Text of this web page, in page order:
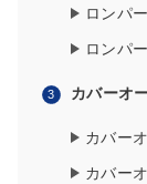
ロンパ
ロンパ
カバーオ
カバー
カバー